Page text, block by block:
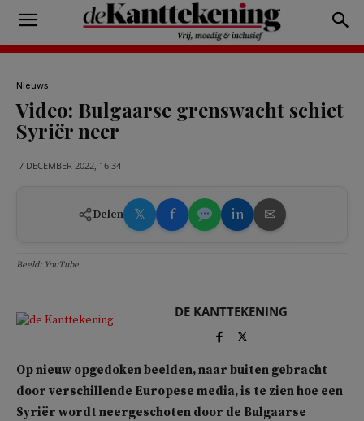
Nieuws
Video: Bulgaarse grenswacht schiet
Syriër neer
7 DECEMBER 2022, 16:34
Delen 𝕏 f in ✉
Beeld: YouTube
DE KANTTEKENING
Op nieuw opgedoken beelden, naar buiten gebracht
door verschillende Europese media, is te zien hoe een
Syriër wordt neergeschoten door de Bulgaarse